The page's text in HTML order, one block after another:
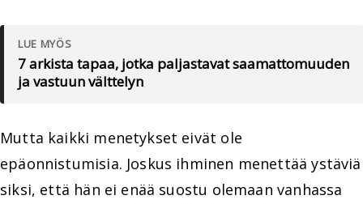
LUE MYÖS
7 arkista tapaa, jotka paljastavat saamattomuuden
ja vastuun välttelyn
Mutta kaikki menetykset eivät ole
epäonnistumisia. Joskus ihminen menettää ystäviä
siksi, että hän ei enää suostu olemaan vanhassa